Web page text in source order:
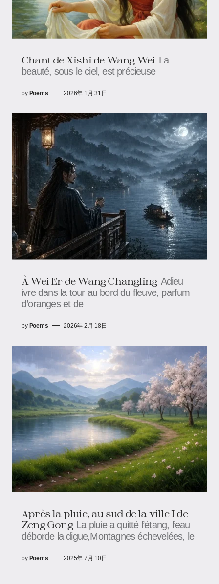
Chant de Xishi de Wang Wei La
beauté, sous le ciel, est précieuse
by Poems 2026年 1月 31日
À Wei Er de Wang Changling Adieu
ivre dans la tour au bord du fleuve, parfum
d’oranges et de
by Poems 2026年 2月 18日
Après la pluie, au sud de la ville​​ I de
Zeng Gong La pluie a quitté l’étang, l’eau
déborde la digue,Montagnes échevelées, le
by Poems 2025年 7月 10日